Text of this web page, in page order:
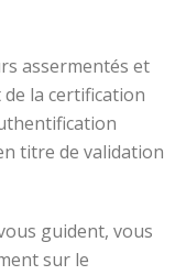
assermentés et
la certification
titre de validation
guident, vous
sur le